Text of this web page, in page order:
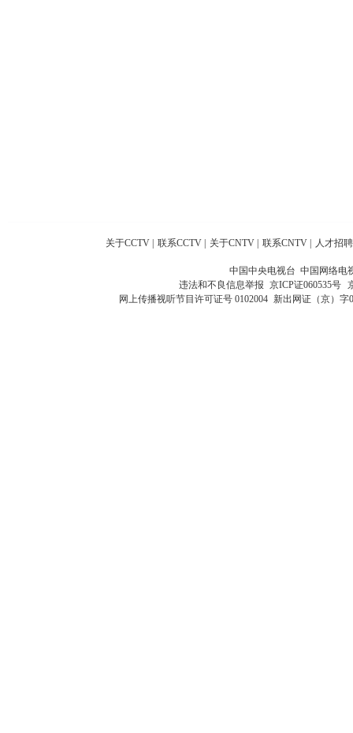
关于CCTV 联系CCTV 关于CNTV 联系CNTV 人才招聘
中国中央电视台 中国网络电
违法和不良信息举报 京ICP证060535号
网上传播视听节目许可证号 0102004 新出网证（京）